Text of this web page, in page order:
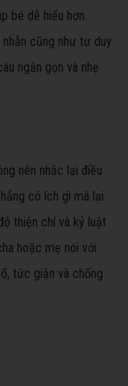
bé dễ hiểu hơn.
cũng như tư duy
ngắn gọn và nhẹ
nên nhắc lại điều
có ích gì mà lại
thiện chí và kỷ luật
hoặc mẹ nói với
tức giận và chống